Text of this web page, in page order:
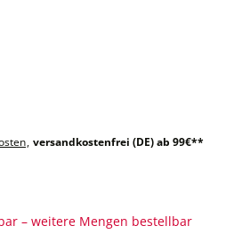
, versandkostenfrei (DE) ab 99€**
– weitere Mengen bestellbar